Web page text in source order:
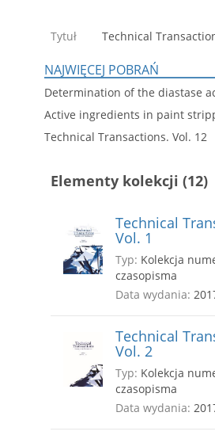
Tytuł Technical
NAJWIĘCEJ POBRAŃ
Active ingredients in paint
Technical Transactions. Vol. 12
Elementy kolekcji (12)
Technical
Vol. 1
Typ: Kolekcja
czasopisma
Data wydania:
Technical
Vol. 2
Typ: Kolekcja
czasopisma
Data wydania: